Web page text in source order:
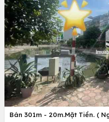
Bán 301m - 20m.Mặt Tiền. (